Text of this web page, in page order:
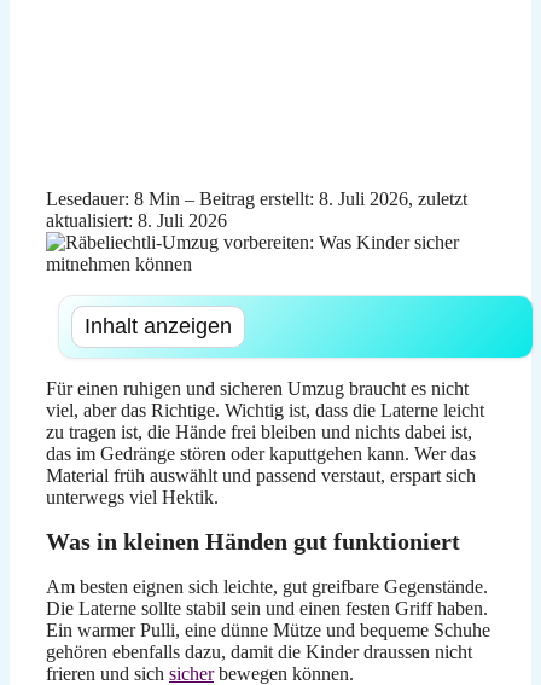
Lesedauer: 8 Min – Beitrag erstellt: 8. Juli 2026, zuletzt
aktualisiert: 8. Juli 2026
Inhalt anzeigen
Für einen ruhigen und sicheren Umzug braucht es nicht
viel, aber das Richtige. Wichtig ist, dass die Laterne leicht
zu tragen ist, die Hände frei bleiben und nichts dabei ist,
das im Gedränge stören oder kaputtgehen kann. Wer das
Material früh auswählt und passend verstaut, erspart sich
unterwegs viel Hektik.
Was in kleinen Händen gut funktioniert
Am besten eignen sich leichte, gut greifbare Gegenstände.
Die Laterne sollte stabil sein und einen festen Griff haben.
Ein warmer Pulli, eine dünne Mütze und bequeme Schuhe
gehören ebenfalls dazu, damit die Kinder draussen nicht
frieren und sich sicherbewegen können.